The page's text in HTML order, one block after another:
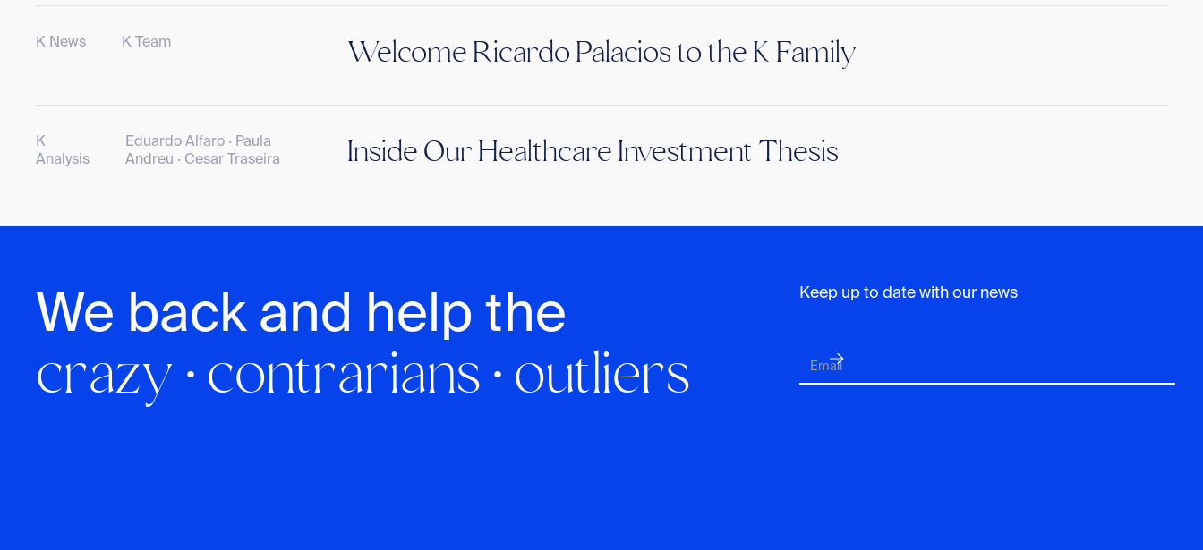
K News K Team Welcome Ricardo Palacios to the K Family
K
Analysis
Eduardo Alfaro · Paula
Andreu · Cesar Traseira
Inside Our Healthcare Investment Thesis
We back and help the
crazy · contrarians · outliers
Keep up to date with our news